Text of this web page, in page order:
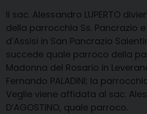
Il sac. Alessandro LUPERTO
della parrocchia Ss. Pancrazio
d’Assisi in San Pancrazio
succede quale parroco della
Madonna del Rosario in
Fernando PALADINI; la
Veglie viene affidata al sac.
D’AGOSTINO, quale parroco.